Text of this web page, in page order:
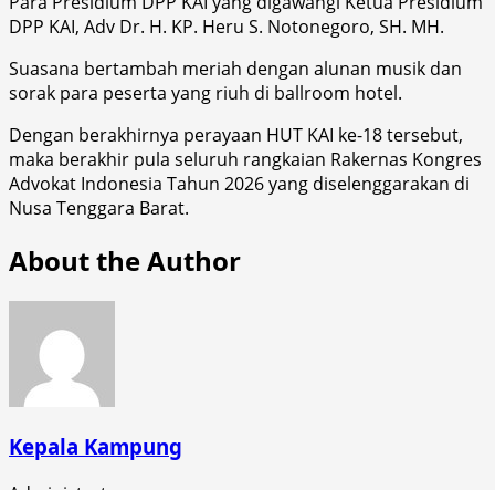
DPP KAI, Adv Dr. H. KP. Heru S. Notonegoro, SH. MH.
Suasana bertambah meriah dengan alunan musik dan
sorak para peserta yang riuh di ballroom hotel.
Dengan berakhirnya perayaan HUT KAI ke-18 tersebut,
maka berakhir pula seluruh rangkaian Rakernas Kongres
Advokat Indonesia Tahun 2026 yang diselenggarakan di
Nusa Tenggara Barat.
About the Author
Kepala Kampung